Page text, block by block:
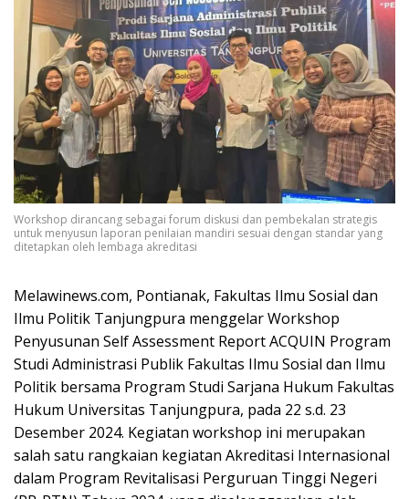
Workshop dirancang sebagai forum diskusi dan pembekalan strategis
untuk menyusun laporan penilaian mandiri sesuai dengan standar yang
ditetapkan oleh lembaga akreditasi
Melawinews.com, Pontianak, Fakultas Ilmu Sosial dan
Ilmu Politik Tanjungpura menggelar Workshop
Penyusunan Self Assessment Report ACQUIN Program
Studi Administrasi Publik Fakultas Ilmu Sosial dan Ilmu
Politik bersama Program Studi Sarjana Hukum Fakultas
Hukum Universitas Tanjungpura, pada 22 s.d. 23
Desember 2024. Kegiatan workshop ini merupakan
salah satu rangkaian kegiatan Akreditasi Internasional
dalam Program Revitalisasi Perguruan Tinggi Negeri